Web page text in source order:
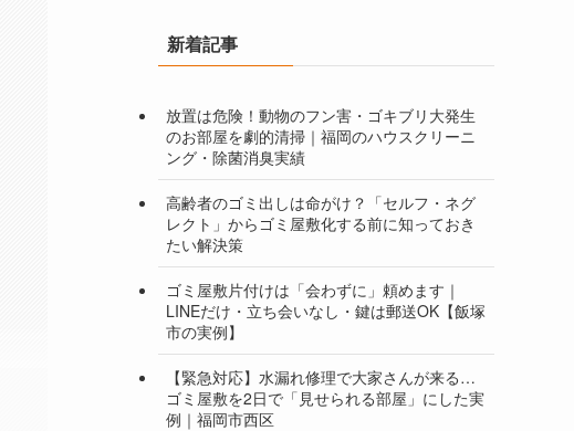
新着記事
放置は危険！動物のフン害・ゴキブリ大発生
のお部屋を劇的清掃｜福岡のハウスクリーニ
ング・除菌消臭実績
高齢者のゴミ出しは命がけ？「セルフ・ネグ
レクト」からゴミ屋敷化する前に知っておき
たい解決策
ゴミ屋敷片付けは「会わずに」頼めます｜
LINEだけ・立ち会いなし・鍵は郵送OK【飯塚
市の実例】
【緊急対応】水漏れ修理で大家さんが来る…
ゴミ屋敷を2日で「見せられる部屋」にした実
例｜福岡市西区